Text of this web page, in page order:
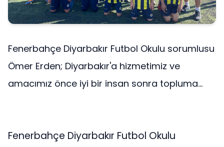
Fenerbahçe Diyarbakır Futbol Okulu sorumlusu
Ömer Erden; Diyarbakır'a hizmetimiz ve
amacımız önce iyi bir insan sonra topluma...
Fenerbahçe Diyarbakır Futbol Okulu